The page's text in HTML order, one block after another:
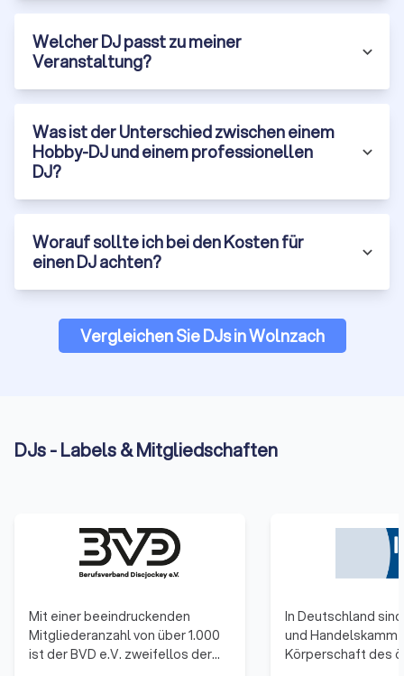
Welcher DJ passt zu meiner
Veranstaltung?
Was ist der Unterschied zwischen einem
Hobby-DJ und einem professionellen
DJ?
Worauf sollte ich bei den Kosten für
einen DJ achten?
Vergleichen Sie DJs in Wolnzach
DJs - Labels & Mitgliedschaften
Mit einer beeindruckenden
Mitgliederanzahl von über 1.000
ist der BVD e.V. zweifellos der
In Deutschland
und
Körperschaft des